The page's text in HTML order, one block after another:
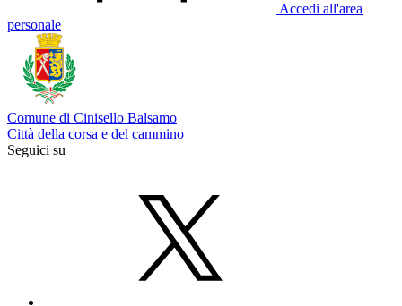
Accedi all'area
personale
Comune di Cinisello Balsamo
Città della corsa e del cammino
Seguici su